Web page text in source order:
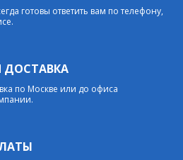
готовы ответить вам по телефону,
ДОСТАВКА
по Москве или до офиса